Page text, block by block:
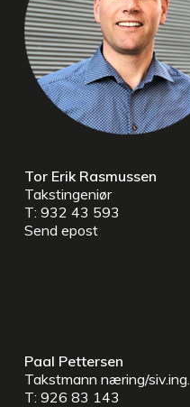
Tor Erik Rasmussen
Takstingeniør
T: 932 43 593
Send epost
Paal Pettersen
Takstmann næring/siv.ing.
T: 926 83 143